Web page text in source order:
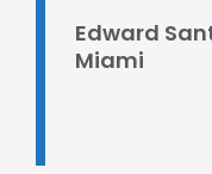
Edward
Miami